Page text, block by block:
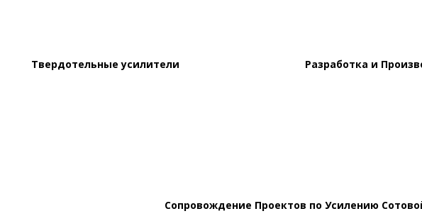
Твердотельные усилители Разработка и
Сопровождение Проектов по Усилению